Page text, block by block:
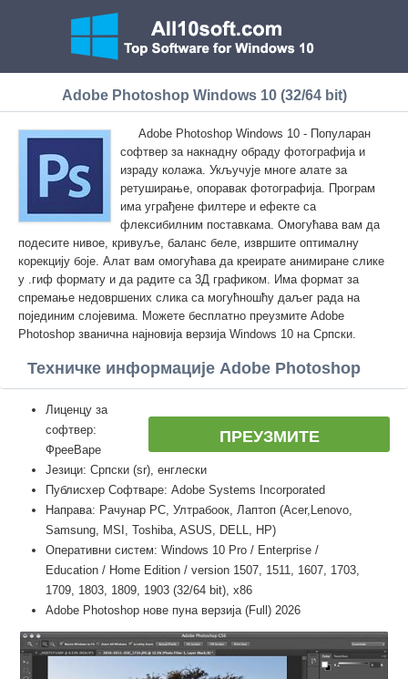
Adobe Photoshop Windows 10 (32/64 bit)
Adobe Photoshop Windows 10 - Популаран
софтвер за накнадну обраду фотографија и
израду колажа. Укључује многе алате за
ретуширање, опоравак фотографија. Програм
има уграђене филтере и ефекте са
флексибилним поставкама. Омогућава вам да
подесите нивое, кривуље, баланс беле, извршите оптималну
корекцију боје. Алат вам омогућава да креирате анимиране слике
у .гиф формату и да радите са 3Д графиком. Има формат за
спремање недовршених слика са могућношћу даљег рада на
појединим слојевима. Можете бесплатно преузмите Adobe
Photoshop званична најновија верзија Windows 10 на Српски.
Техничке информације Adobe Photoshop
ПРЕУЗМИТЕ
Лиценцу за
софтвер:
ФрееВаре
Језици: Српски (sr), енглески
Публисхер Софтваре: Adobe Systems Incorporated
Направа: Рачунар PC, Ултрабоок, Лаптоп (Acer,Lenovo,
Samsung, MSI, Toshiba, ASUS, DELL, HP)
Оперативни систем: Windows 10 Pro / Enterprise /
Education / Home Edition / version 1507, 1511, 1607, 1703,
1709, 1803, 1809, 1903 (32/64 bit), x86
Adobe Photoshop нове пуна верзија (Full) 2026